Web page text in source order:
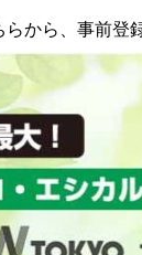
から、事前登